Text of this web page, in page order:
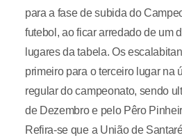
para a fase de subida do
futebol, ao ficar arredado de um
lugares da tabela. Os
primeiro para o terceiro lugar na
regular do campeonato, sendo
de Dezembro e pelo Pêro
Refira-se que a União de